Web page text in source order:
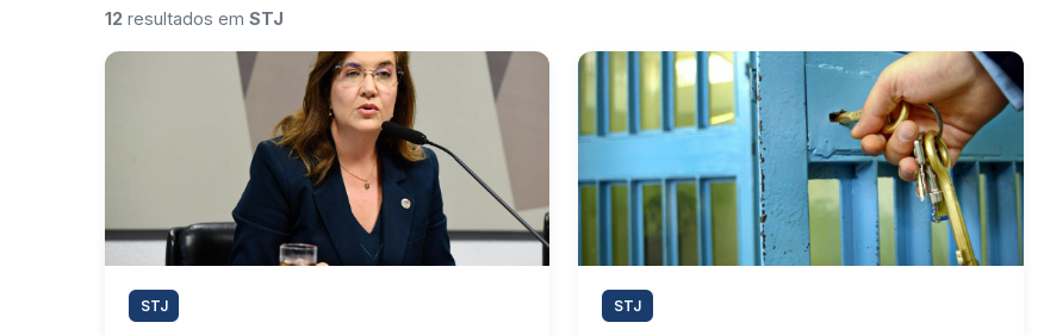
12 resultados em STJ
STJ STJ